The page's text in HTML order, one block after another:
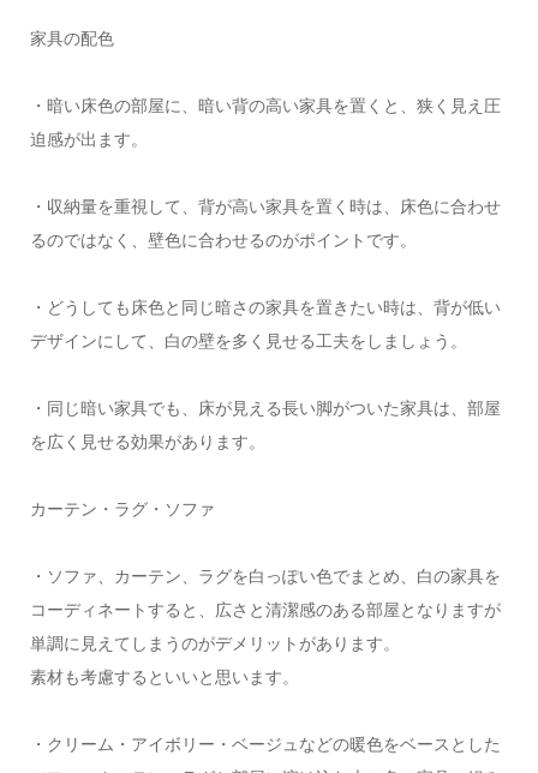
家具の配色
・暗い床色の部屋に、暗い背の高い家具を置くと、狭く見え圧
迫感が出ます。
・収納量を重視して、背が高い家具を置く時は、床色に合わせ
るのではなく、壁色に合わせるのがポイントです。
・どうしても床色と同じ暗さの家具を置きたい時は、背が低い
デザインにして、白の壁を多く見せる工夫をしましょう。
・同じ暗い家具でも、床が見える長い脚がついた家具は、部屋
を広く見せる効果があります。
カーテン・ラグ・ソファ
・ソファ、カーテン、ラグを白っぽい色でまとめ、白の家具を
コーディネートすると、広さと清潔感のある部屋となりますが
単調に見えてしまうのがデメリットがあります。
素材も考慮するといいと思います。
・クリーム・アイボリー・ベージュなどの暖色をベースとした